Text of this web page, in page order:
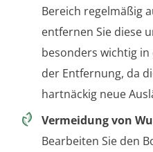
Bereich regelmäßig
entfernen Sie diese
besonders wichtig
der Entfernung, da
hartnäckig neue
Vermeidung von
Bearbeiten Sie den